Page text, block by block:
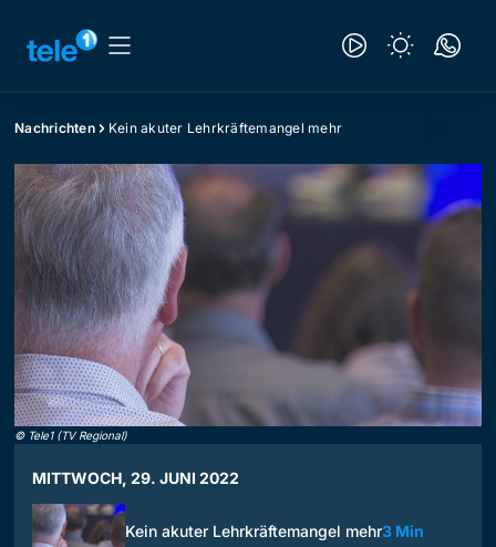
Nachrichten Kein akuter Lehrkräftemangel mehr
© Tele1 (TV Regional)
MITTWOCH, 29. JUNI 2022
Kein akuter Lehrkräftemangel mehr3 Min